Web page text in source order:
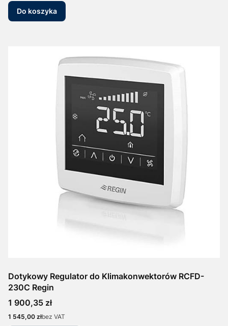
Do koszyka
Dotykowy Regulator do Klimakonwektorów RCFD-
230C Regin
Cena
1 900,35 zł
Cena
1 545,00 złbez VAT